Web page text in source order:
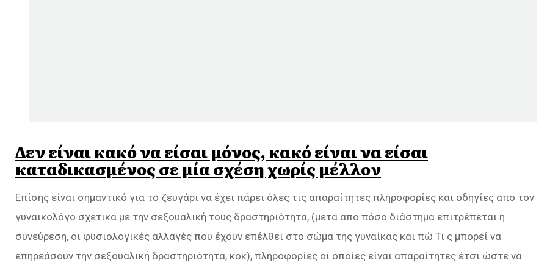
Δεν είναι κακό να είσαι μόνος, κακό είναι να είσαι
καταδικασμένος σε μία σχέση χωρίς μέλλον
Επίσης είναι σημαντικό για το ζευγάρι να έχει πάρει όλες τις απαραίτητες πληροφορίες και οδηγίες απο τον
γυναικολόγο σχετικά με την σεξουαλική τους δραστηριότητα, (μετά απο πόσο διάστημα επιτρέπεται η
συνεύρεση, οι φυσιολογικές αλλαγές που έχουν επέλθει στο σώμα της γυναίκας και πώ Τι ς μπορεί να
επηρεάσουν την σεξουαλική δραστηριότητα, κοκ), πληροφορίες οι οποίες είναι απαραίτητες έτσι ώστε να